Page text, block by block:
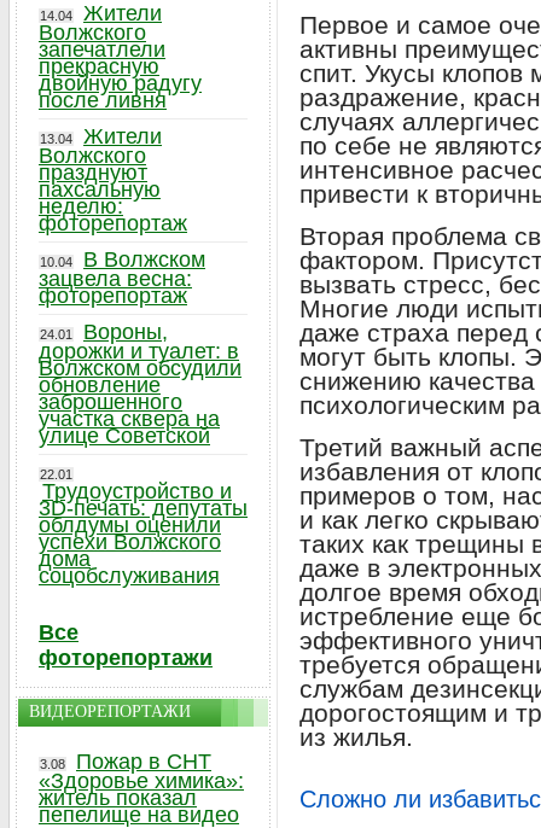
Первое и самое
активны
спит. Укусы клопов
раздражение,
случаях
по себе не
интенсивное
привести к
Вторая проблема
фактором.
вызвать стресс,
Многие люди
даже страха перед
могут быть клопы.
снижению
психологическим
Третий важный
избавления от
примеров о том,
и как легко
таких как трещины
даже в
долгое время
истребление еще
эффективного
требуется
службам
дорогостоящим и
из жилья.
Сложно ли
14.04
Жители
Волжского
запечатлели
прекрасную
двойную радугу
после ливня
13.04
Жители
Волжского
празднуют
пахсальную
неделю:
фоторепортаж
10.04
В Волжском
зацвела весна:
фоторепортаж
24.01
Вороны,
дорожки и туалет: в
Волжском обсудили
обновление
заброшенного
участка сквера на
улице Советской
22.01
Трудоустройство и
3D-печать: депутаты
облдумы оценили
успехи Волжского
дома
соцобслуживания
Все
фоторепортажи
ВИДЕОРЕПОРТАЖИ
3.08
Пожар в СНТ
«Здоровье химика»:
житель показал
пепелище на видео